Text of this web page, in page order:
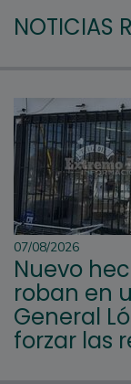
NOTICIAS
07/08/2026
Nuevo
roban en
General
forzar las